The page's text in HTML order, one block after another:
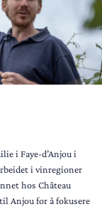
i Faye-d’Anjou i
i vinregioner
hos Château
Anjou for å fokusere